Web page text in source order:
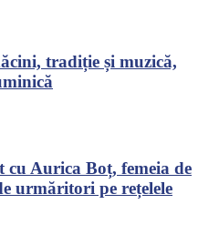
tradiție și muzică,
Aurica Boț, femeia de
urmăritori pe rețelele